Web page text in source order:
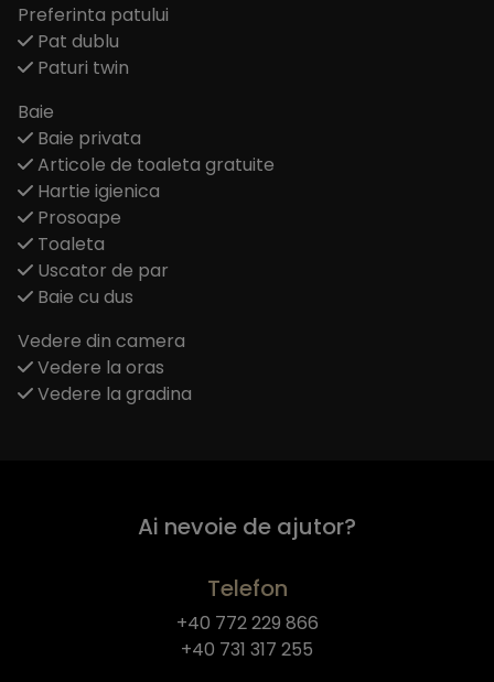
Preferinta patului
Pat dublu
Paturi twin
Baie
Baie privata
Articole de toaleta gratuite
Hartie igienica
Prosoape
Toaleta
Uscator de par
Baie cu dus
Vedere din camera
Vedere la oras
Vedere la gradina
Ai nevoie de ajutor?
Telefon
+40 772 229 866
+40 731 317 255